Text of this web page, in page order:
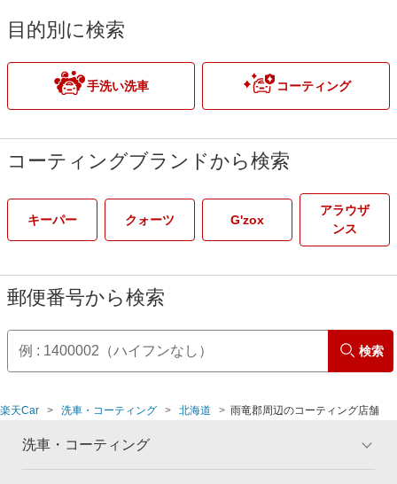
目的別に検索
手洗い洗車 コーティング
コーティングブランドから検索
キーパー クォーツ G'zox
アラウザ
ンス
郵便番号から検索
検索
楽天Car 洗車・コーティング 北海道 雨竜郡周辺のコーティング店舗
洗車・コーティング